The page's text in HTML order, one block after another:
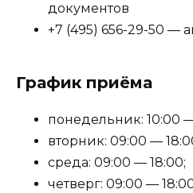
документов
+7 (495) 656-29-50 —
График приёма
понедельник: 10:00
вторник: 09:00 —
среда: 09:00 — 18:00;
четверг: 09:00 —